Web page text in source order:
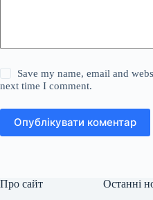
Save my name, email and
next time I comment.
Опублікувати коментар
Про сайт Останні